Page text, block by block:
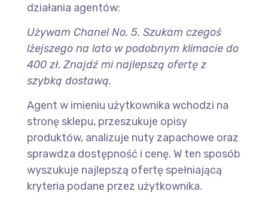
działania agentów:
Używam Chanel No. 5. Szukam czegoś
lżejszego na lato w podobnym klimacie do
400 zł. Znajdź mi najlepszą ofertę z
szybką dostawą.
Agent w imieniu użytkownika wchodzi na
stronę sklepu, przeszukuje opisy
produktów, analizuje nuty zapachowe oraz
sprawdza dostępność i cenę. W ten sposób
wyszukuje najlepszą ofertę spełniającą
kryteria podane przez użytkownika.